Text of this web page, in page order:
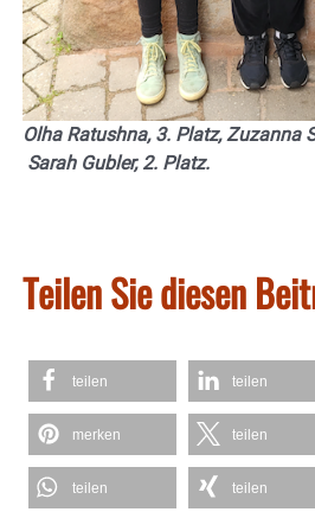
Olha Ratushna, 3. Platz, Zuzanna
Sarah Gubler, 2. Platz.
Teilen Sie diesen
teilen teilen
merken teilen
teilen teilen